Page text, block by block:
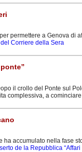
permettere a Genova di
del Corriere della Sera
il crollo del Ponte sul
complessiva, a cominciare
ha accumulato nella fase
de la Repubblica “Affari